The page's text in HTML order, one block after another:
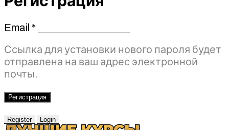
Email *Обязательно
Ссылка для установки нового пароля будет
отправлена ​​на ваш адрес электронной
почты.
Регистрация
Register Login